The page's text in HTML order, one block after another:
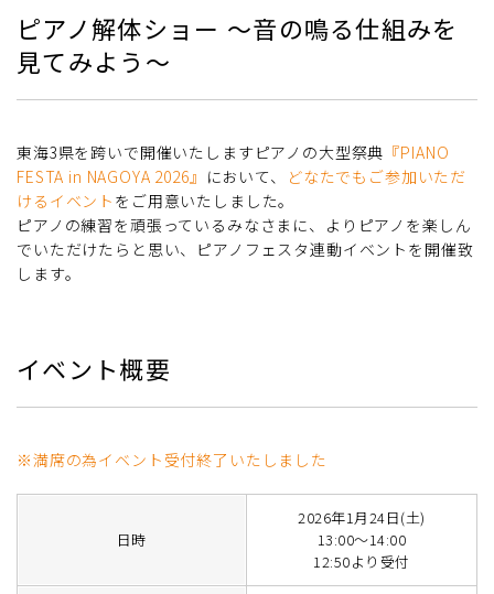
ピアノ解体ショー ～音の鳴る仕組みを
見てみよう～
東海3県を跨いで開催いたしますピアノの大型祭典 『PIANO
FESTA in NAGOYA 2026』 において、
どなたでもご参加いただ
けるイベント をご用意いたしました。
ピアノの練習を頑張っているみなさまに、よりピアノを楽しん
でいただけたらと思い、ピアノフェスタ連動イベントを開催致
します。
イベント概要
※満席の為イベント受付終了いたしました
日時
2026年1月24日(土)
13:00～14:00
12:50より受付